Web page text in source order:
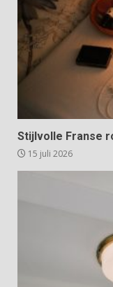
Stijlvolle Franse
15 juli 2026